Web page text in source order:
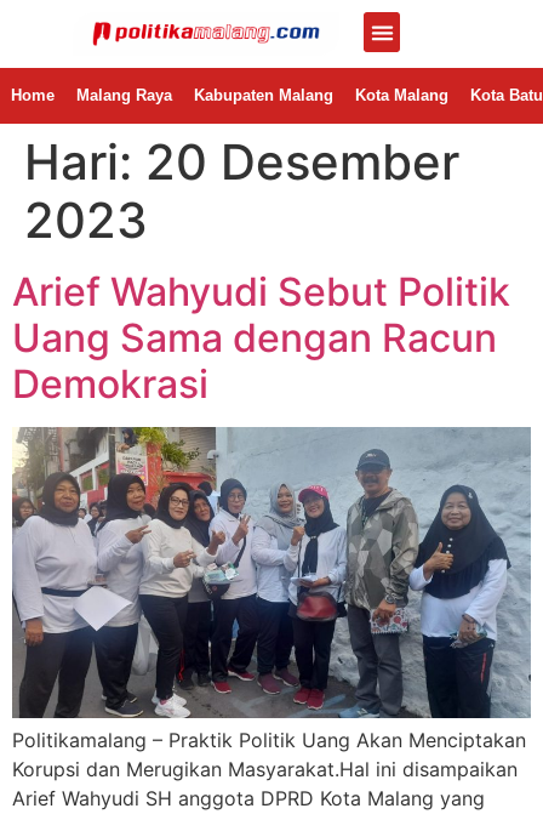
Home Malang Raya Kabupaten Malang Kota Malang Kota Batu
Hari: 20 Desember
2023
Arief Wahyudi Sebut Politik
Uang Sama dengan Racun
Demokrasi
Politikamalang – Praktik Politik Uang Akan Menciptakan
Korupsi dan Merugikan Masyarakat.Hal ini disampaikan
Arief Wahyudi SH anggota DPRD Kota Malang yang